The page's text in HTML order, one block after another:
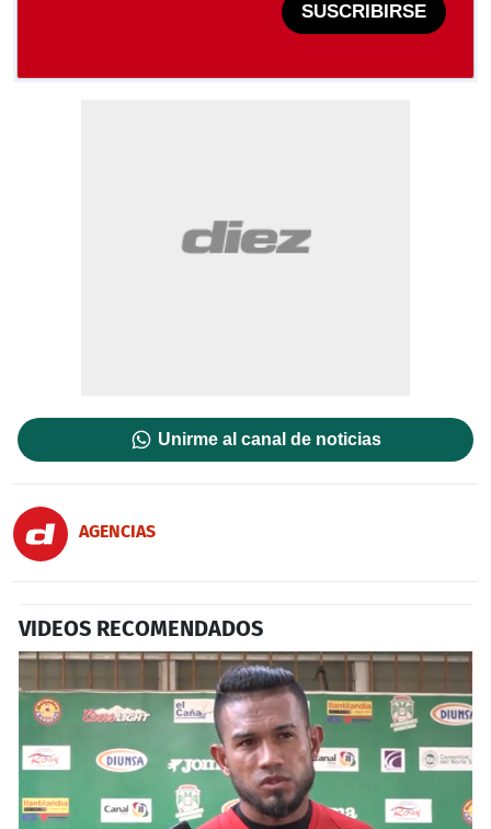
SUSCRIBIRSE
Unirme al canal de noticias
AGENCIAS
VIDEOS RECOMENDADOS